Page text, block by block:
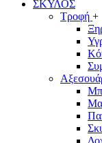
ΣΚΥΛΟΣ
Τροφή +